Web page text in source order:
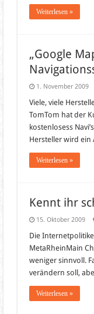
Weiterlesen »
„Google
1. November 2009
Viele, viele
TomTom hat der
kostenlosess
Hersteller wird ein
Weiterlesen »
Kennt ihr
15. Oktober 2009
Die
MetaRheinMain
weniger sinnvoll.
verändern soll,
Weiterlesen »